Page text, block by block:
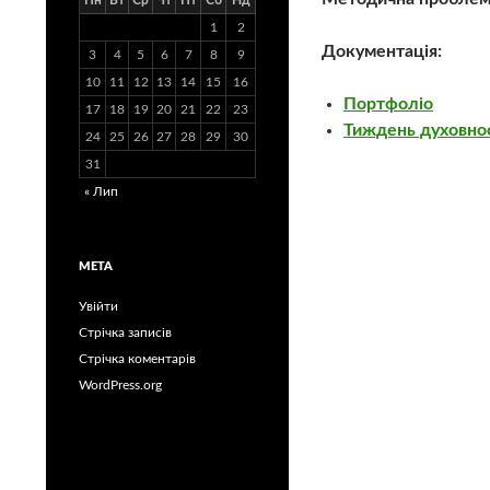
Документація:
Портфоліо
Тиждень
1 2
3 4 5 6 7 8 9
10 11 12 13 14 15 16
17 18 19 20 21 22 23
24 25 26 27 28 29 30
31
« Лип
МЕТА
Увійти
Стрічка записів
Стрічка коментарів
WordPress.org